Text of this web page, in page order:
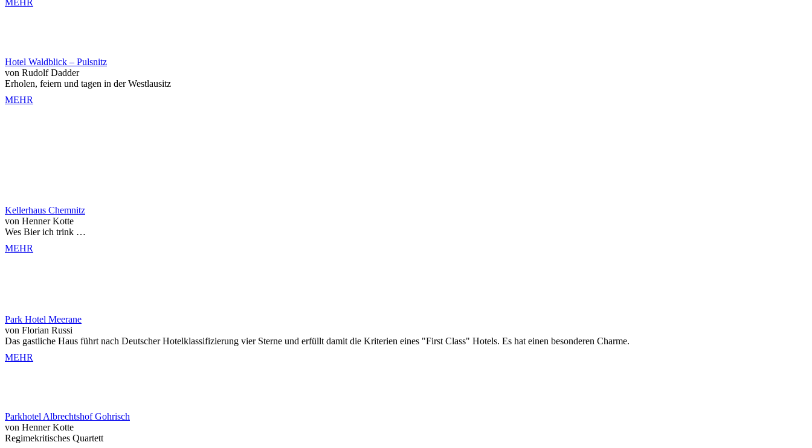
Hotel Waldblick – Pulsnitz
von Rudolf Dadder
Erholen, feiern und tagen in der Westlausitz
MEHR
Kellerhaus Chemnitz
von Henner Kotte
Wes Bier ich trink …
MEHR
Park Hotel Meerane
von Florian Russi
Das gastliche Haus führt nach Deutscher Hotelklassifizierung vier Sterne und erfüllt damit die Kriterien eines "First Class" Hotels. Es hat einen besonderen Charme.
MEHR
Parkhotel Albrechtshof Gohrisch
von Henner Kotte
Regimekritisches Quartett